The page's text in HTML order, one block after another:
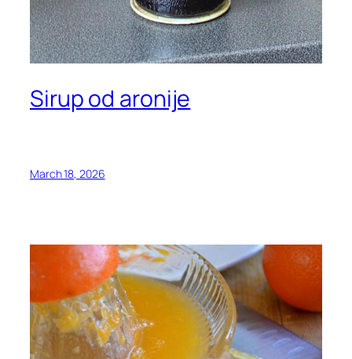
Sirup od aronije
March 18, 2026